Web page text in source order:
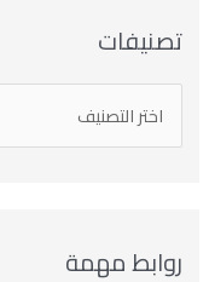
تصنيفات
روابط مهمة